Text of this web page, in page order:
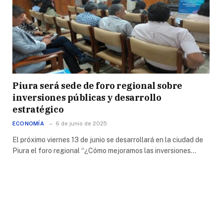
Piura será sede de foro regional sobre
inversiones públicas y desarrollo
estratégico
ECONOMÍA 6 de junio de 2025
El próximo viernes 13 de junio se desarrollará en la ciudad de
Piura el foro regional “¿Cómo mejoramos las inversiones…